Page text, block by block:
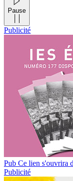
Pause
Publicité
Pub Ce lien s'ouvrira
Publicité